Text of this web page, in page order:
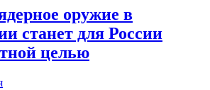
оружие в
станет для России
целью